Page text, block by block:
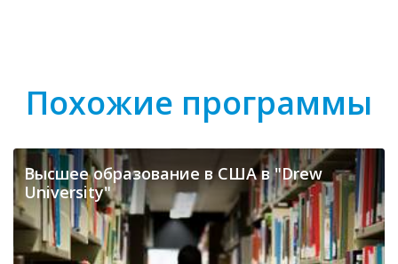
Похожие программы
Высшее образование в США в "Drew
University"